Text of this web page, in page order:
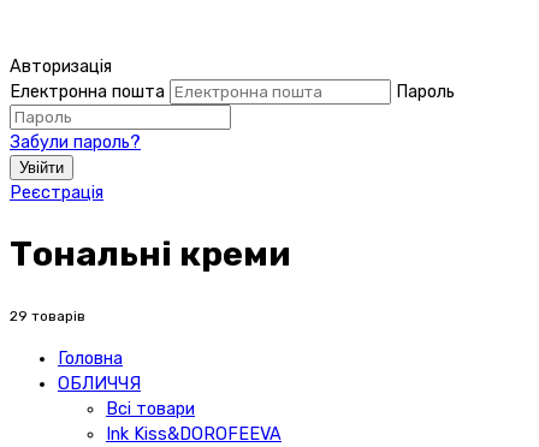
Авторизація
Електронна пошта
Пароль
Забули пароль?
Увійти
Реєстрація
Тональні креми
29 товарів
Головна
ОБЛИЧЧЯ
Всі товари
Ink Kiss&DOROFEEVA